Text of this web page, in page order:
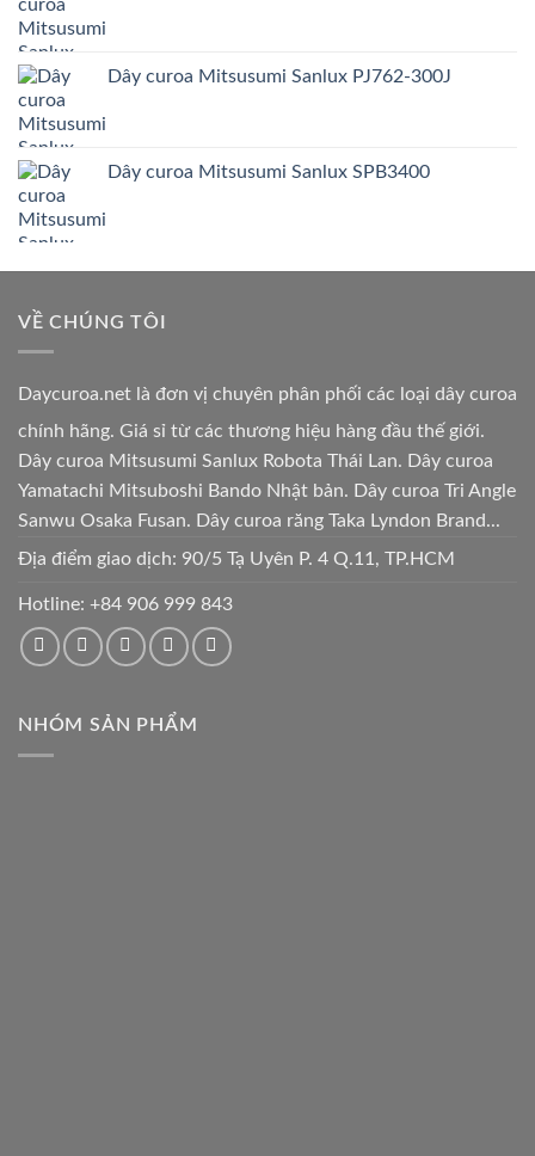
Dây curoa Mitsusumi Sanlux PJ762-300J
Dây curoa Mitsusumi Sanlux SPB3400
VỀ CHÚNG TÔI
Daycuroa.net là đơn vị chuyên phân phối các loại dây curoa
chính hãng. Giá sỉ từ các thương hiệu hàng đầu thế giới.
Dây curoa Mitsusumi Sanlux Robota Thái Lan. Dây curoa
Yamatachi Mitsuboshi Bando Nhật bản. Dây curoa Tri Angle
Sanwu Osaka Fusan. Dây curoa răng Taka Lyndon Brand...
Địa điểm giao dịch: 90/5 Tạ Uyên P. 4 Q.11, TP.HCM
Hotline: +84 906 999 843
NHÓM SẢN PHẨM